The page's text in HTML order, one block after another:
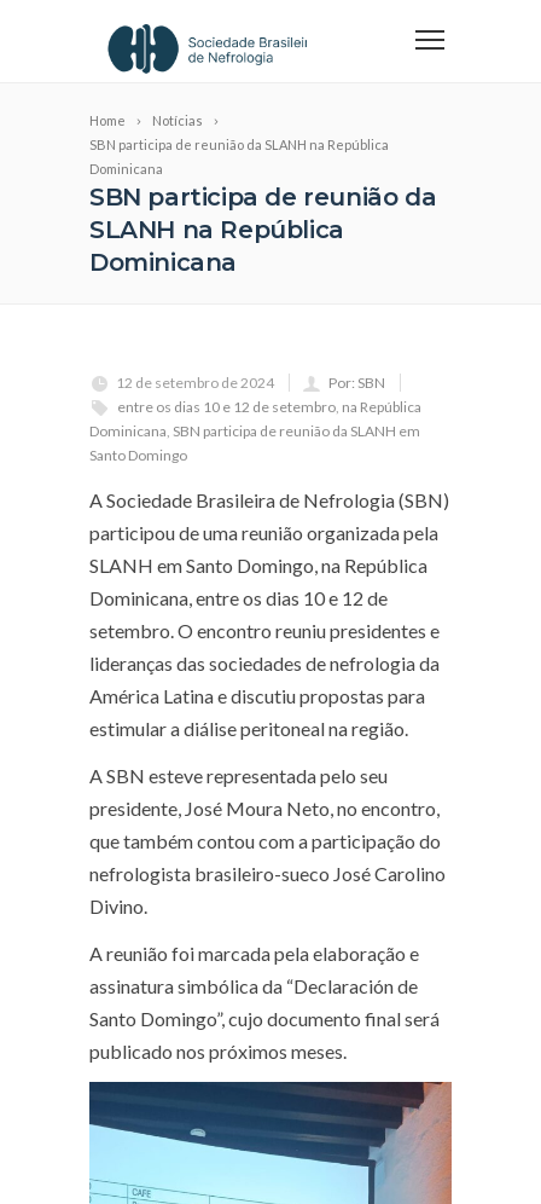
Home
Notícias
SBN participa de reunião da SLANH na República
Dominicana
SBN participa de reunião da
SLANH na República
Dominicana
12 de setembro de 2024
Por: SBN
entre os dias 10 e 12 de setembro, na República
Dominicana, SBN participa de reunião da SLANH em
Santo Domingo
A Sociedade Brasileira de Nefrologia (SBN)
participou de uma reunião organizada pela
SLANH em Santo Domingo, na República
Dominicana, entre os dias 10 e 12 de
setembro. O encontro reuniu presidentes e
lideranças das sociedades de nefrologia da
América Latina e discutiu propostas para
estimular a diálise peritoneal na região.
A SBN esteve representada pelo seu
presidente, José Moura Neto, no encontro,
que também contou com a participação do
nefrologista brasileiro-sueco José Carolino
Divino.
A reunião foi marcada pela elaboração e
assinatura simbólica da “Declaración de
Santo Domingo”, cujo documento final será
publicado nos próximos meses.